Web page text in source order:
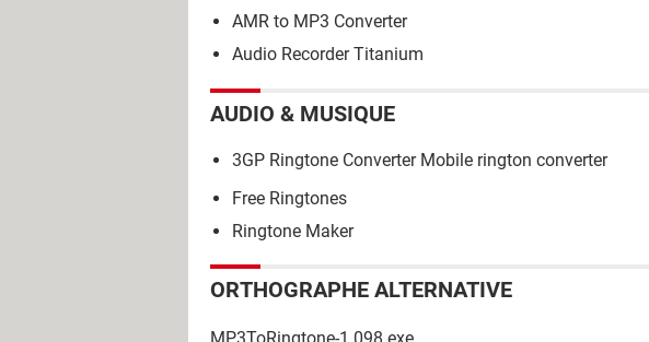
AMR to MP3 Converter
Audio Recorder Titanium
AUDIO & MUSIQUE
3GP Ringtone Converter Mobile rington converter
Free Ringtones
Ringtone Maker
ORTHOGRAPHE ALTERNATIVE